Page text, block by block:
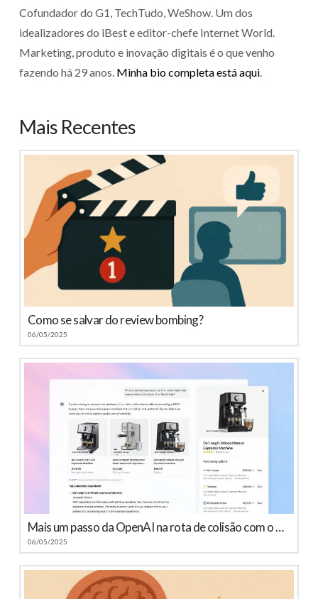
Cofundador do G1, TechTudo, WeShow. Um dos
idealizadores do iBest e editor-chefe Internet World.
Marketing, produto e inovação digitais é o que venho
fazendo há 29 anos. Minha bio completa está aqui.
Mais Recentes
Como se salvar do review bombing?
06/05/2025
Mais um passo da OpenAI na rota de colisão com o Google
06/05/2025